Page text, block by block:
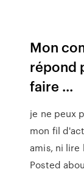
Mon
répond
faire ...
je ne peux
mon fil
amis, ni
Posted